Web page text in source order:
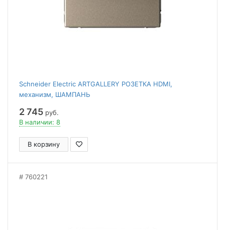
Schneider Electric ARTGALLERY РОЗЕТКА HDMI,
механизм, ШАМПАНЬ
2 745 руб.
В наличии: 8
В корзину
760221